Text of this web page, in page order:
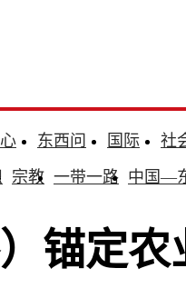
东西问 国际
社
宗教 一带一路 中国—
）锚定